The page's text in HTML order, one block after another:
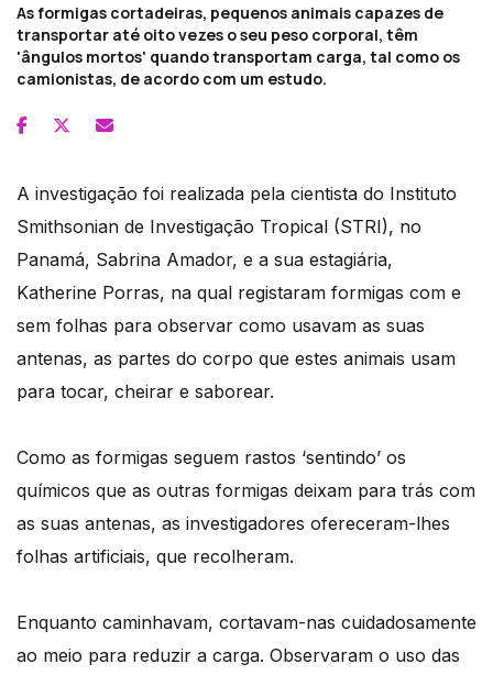
As formigas cortadeiras, pequenos animais capazes de
transportar até oito vezes o seu peso corporal, têm
'ângulos mortos' quando transportam carga, tal como os
camionistas, de acordo com um estudo.
A investigação foi realizada pela cientista do Instituto
Smithsonian de Investigação Tropical (STRI), no
Panamá, Sabrina Amador, e a sua estagiária,
Katherine Porras, na qual registaram formigas com e
sem folhas para observar como usavam as suas
antenas, as partes do corpo que estes animais usam
para tocar, cheirar e saborear.
Como as formigas seguem rastos ‘sentindo’ os
químicos que as outras formigas deixam para trás com
as suas antenas, as investigadores ofereceram-lhes
folhas artificiais, que recolheram.
Enquanto caminhavam, cortavam-nas cuidadosamente
ao meio para reduzir a carga. Observaram o uso das